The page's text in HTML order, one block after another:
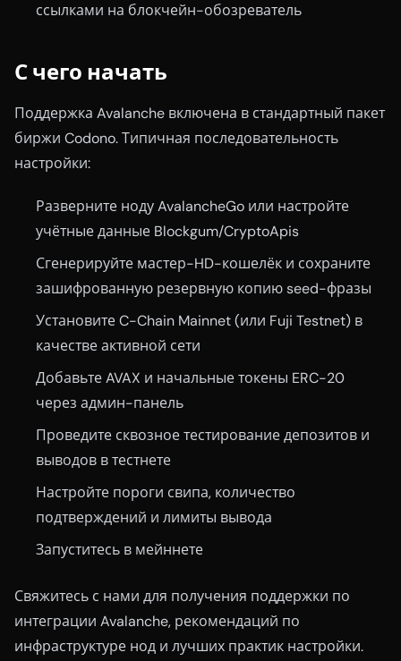
ссылками на блокчейн-обозреватель
С чего начать
Поддержка Avalanche включена в стандартный пакет
биржи Codono. Типичная последовательность
настройки:
Разверните ноду AvalancheGo или настройте
учётные данные Blockgum/CryptoApis
Сгенерируйте мастер-HD-кошелёк и сохраните
зашифрованную резервную копию seed-фразы
Установите C-Chain Mainnet (или Fuji Testnet) в
качестве активной сети
Добавьте AVAX и начальные токены ERC-20
через админ-панель
Проведите сквозное тестирование депозитов и
выводов в тестнете
Настройте пороги свипа, количество
подтверждений и лимиты вывода
Запуститесь в мейннете
Свяжитесь с нами для получения поддержки по
интеграции Avalanche, рекомендаций по
инфраструктуре нод и лучших практик настройки.